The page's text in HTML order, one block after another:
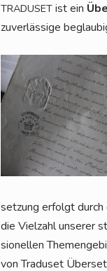
TRADUSETist ein
zuver­läs­si­ge
set­zung erfolgt durch
die Viel­zahl unse­rer
sio­nel­len
von Tra­du­set